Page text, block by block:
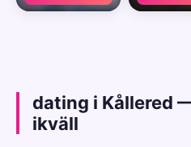
dating i Kållered
ikväll